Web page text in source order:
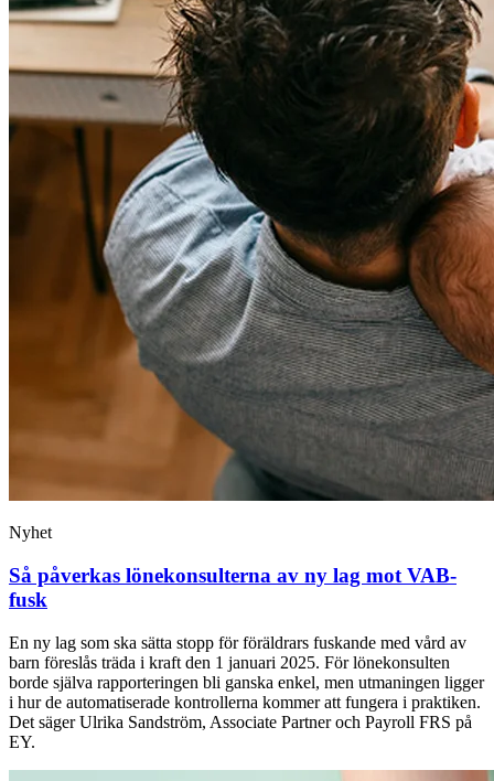
Nyhet
Så påverkas lönekonsulterna av ny lag mot VAB-
fusk
En ny lag som ska sätta stopp för föräldrars fuskande med vård av
barn föreslås träda i kraft den 1 januari 2025. För lönekonsulten
borde själva rapporteringen bli ganska enkel, men utmaningen ligger
i hur de automatiserade kontrollerna kommer att fungera i praktiken.
Det säger Ulrika Sandström, Associate Partner och Payroll FRS på
EY.